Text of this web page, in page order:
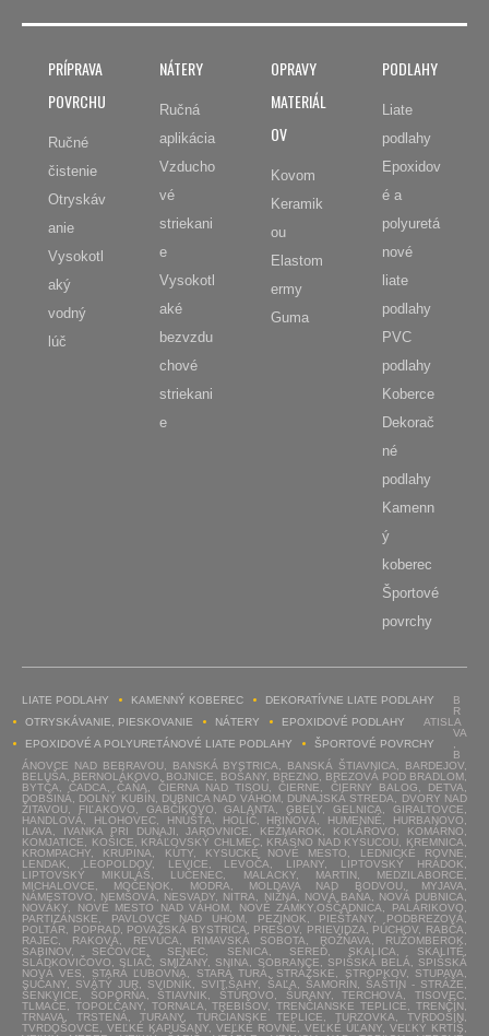
PRÍPRAVA
POVRCHU
Ručné
čistenie
Otryskáv
anie
Vysokotl
aký
vodný
lúč
NÁTERY
Ručná
aplikácia
Vzducho
vé
striekani
e
Vysokotl
aké
bezvzdu
chové
striekani
e
OPRAVY
MATERIÁL
OV
Kovom
Keramik
ou
Elastom
ermy
Guma
PODLAHY
Liate
podlahy
Epoxidov
é a
polyuretá
nové
liate
podlahy
PVC
podlahy
Koberce
Dekorač
né
podlahy
Kamenn
ý
koberec
Športové
povrchy
LIATE PODLAHY KAMENNÝ KOBEREC
DEKORATÍVNE LIATE PODLAHY
OTRYSKÁVANIE, PIESKOVANIE
NÁTERY
EPOXIDOVÉ PODLAHY
EPOXIDOVÉ A POLYURETÁNOVÉ LIATE PODLAHY
ŠPORTOVÉ POVRCHY
B
R
ATISLA
VA
B
ÁNOVCE NAD BEBRAVOU, BANSKÁ BYSTRICA, BANSKÁ ŠTIAVNICA, BARDEJOV,
BELUŠA, BERNOLÁKOVO, BOJNICE, BOŠANY, BREZNO, BREZOVÁ POD BRADLOM,
BYTČA, ČADCA, ČAŇA, ČIERNA NAD TISOU, ČIERNE, ČIERNY BALOG, DETVA,
DOBŠINÁ, DOLNÝ KUBÍN, DUBNICA NAD VÁHOM, DUNAJSKÁ STREDA, DVORY NAD
ŽITAVOU, FIĽAKOVO, GABČÍKOVO, GALANTA, GBELY, GELNICA, GIRALTOVCE,
HANDLOVÁ, HLOHOVEC, HNÚŠŤA, HOLÍČ, HRIŇOVÁ, HUMENNÉ, HURBANOVO,
ILAVA, IVANKA PRI DUNAJI, JAROVNICE, KEŽMAROK, KOLÁROVO, KOMÁRNO,
KOMJATICE, KOŠICE, KRÁĽOVSKÝ CHLMEC, KRÁSNO NAD KYSUCOU, KREMNICA,
KROMPACHY, KRUPINA, KÚTY, KYSUCKÉ NOVÉ MESTO, LEDNICKÉ ROVNE,
LENDAK, LEOPOLDOV, LEVICE, LEVOČA, LIPANY, LIPTOVSKÝ HRÁDOK,
LIPTOVSKÝ MIKULÁŠ, LUČENEC, MALACKY, MARTIN, MEDZILABORCE,
MICHALOVCE, MOČENOK, MODRA, MOLDAVA NAD BODVOU, MYJAVA,
NÁMESTOVO, NEMŠOVÁ, NESVADY, NITRA, NIŽNÁ, NOVÁ BAŇA, NOVÁ DUBNICA,
NOVÁKY, NOVÉ MESTO NAD VÁHOM, NOVÉ ZÁMKY,OŠČADNICA, PALÁRIKOVO,
PARTIZÁNSKE, PAVLOVCE NAD UHOM, PEZINOK, PIEŠŤANY, PODBREZOVÁ,
POLTÁR, POPRAD, POVAŽSKÁ BYSTRICA, PREŠOV, PRIEVIDZA, PÚCHOV, RABČA,
RAJEC, RAKOVÁ, REVÚCA, RIMAVSKÁ SOBOTA, ROŽŇAVA, RUŽOMBEROK,
SABINOV, SEČOVCE, SENEC, SENICA, SEREĎ, SKALICA, SKALITÉ,
SLÁDKOVIČOVO, SLIAČ, SMIŽANY, SNINA, SOBRANCE, SPIŠSKÁ BELÁ, SPIŠSKÁ
NOVÁ VES, STARÁ ĽUBOVŇA, STARÁ TURÁ, STRÁŽSKE, STROPKOV, STUPAVA,
SUČANY, SVÄTÝ JUR, SVIDNÍK, SVIT,ŠAHY, ŠAĽA, ŠAMORÍN, ŠAŠTÍN - STRÁŽE,
ŠENKVICE, ŠOPORŇA, ŠTIAVNIK, ŠTÚROVO, ŠURANY, TERCHOVÁ, TISOVEC,
TLMAČE, TOPOĽČANY, TORNAĽA, TREBIŠOV, TRENČIANSKE TEPLICE, TRENČÍN,
TRNAVA, TRSTENÁ, TURANY, TURČIANSKE TEPLICE, TURZOVKA, TVRDOŠÍN,
TVRDOŠOVCE, VEĽKÉ KAPUŠANY, VEĽKÉ ROVNÉ, VEĽKÉ ÚĽANY, VEĽKÝ KRTÍŠ,